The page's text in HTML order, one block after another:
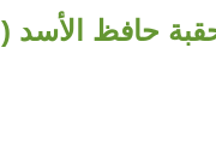
الأسد ( ١٩٧٠ – ٢٠٠٠ )